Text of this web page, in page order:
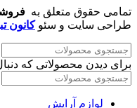
تمامی حقوق متعلق به
طراحی سایت و سئوکانون
برای دیدن محصولاتی که
لوازم آرایش